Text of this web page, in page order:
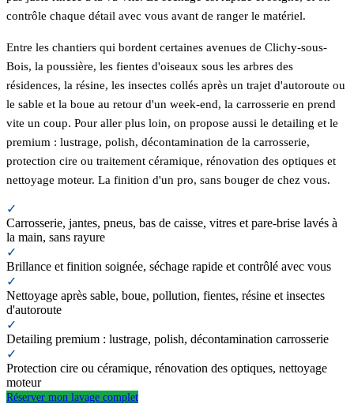
contrôle chaque détail avec vous avant de ranger le matériel.
Entre les chantiers qui bordent certaines avenues de Clichy-sous-
Bois, la poussière, les fientes d'oiseaux sous les arbres des
résidences, la résine, les insectes collés après un trajet d'autoroute ou
le sable et la boue au retour d'un week-end, la carrosserie en prend
vite un coup. Pour aller plus loin, on propose aussi le detailing et le
premium : lustrage, polish, décontamination de la carrosserie,
protection cire ou traitement céramique, rénovation des optiques et
nettoyage moteur. La finition d'un pro, sans bouger de chez vous.
✓
Carrosserie, jantes, pneus, bas de caisse, vitres et pare-brise lavés à
la main, sans rayure
✓
Brillance et finition soignée, séchage rapide et contrôlé avec vous
✓
Nettoyage après sable, boue, pollution, fientes, résine et insectes
d'autoroute
✓
Detailing premium : lustrage, polish, décontamination carrosserie
✓
Protection cire ou céramique, rénovation des optiques, nettoyage
moteur
Réserver mon lavage complet